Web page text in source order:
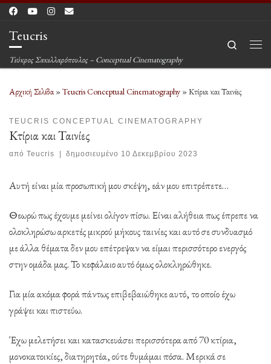
Μετάβαση στο περιεχόμενο
Teucris
Τεύκρος Σακελλαρόπουλος – Conceptual Cinematography
Search
Αρχική Σελίδα»Teucris Conceptual Cinematography »Κτίρια και Ταινίες
TEUCRIS CONCEPTUAL CINEMATOGRAPHY
Κτίρια και Ταινίες
από Teucris δημοσιευμένο 10 Δεκεμβρίου 2023
Αυτή είναι μία προσωπική μου σκέψη, εάν μου επιτρέπετε…
Θεωρώ πως έχουμε μείνει ολίγον πίσω. Είναι αλήθεια πως έπρεπε να
ολοκληρώσω αρκετές μικρού μήκους ταινίες και αυτό σε συνδυασμό
με άλλα θέματα δεν μου επέτρεψαν να είμαι περισσότερο ενεργός
στην ομάδα μας. Το κεφάλαιο αυτό όμως ολοκληρώθηκε.
Για μία ακόμα φορά πάντως επιβεβαιώθηκε αυτό, το οποίο έχω
γράψει και πιστεύω.
Έχω μελετήσει και κατασκευάσει περισσότερα από 70 κτίρια,
μονοκατοικίες, διατηρητέα, ούτε θυμάμαι πόσα. Μερικά σε